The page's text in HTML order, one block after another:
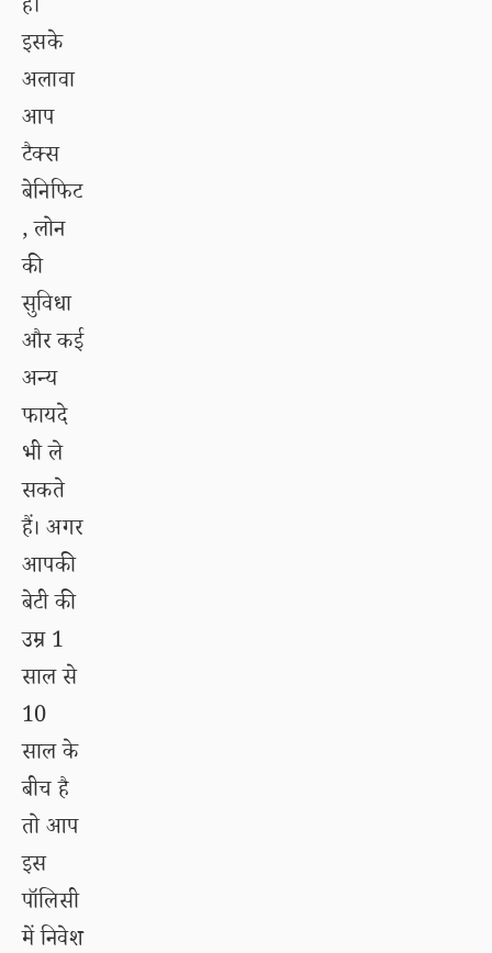
हैं।
इसके
अलावा
आप
टैक्स
बेनिफिट
, लोन
की
सुविधा
और कई
अन्य
फायदे
भी ले
सकते
हैं। अगर
आपकी
बेटी की
उम्र 1
साल से
10
साल के
बीच है
तो आप
इस
पॉलिसी
में निवेश